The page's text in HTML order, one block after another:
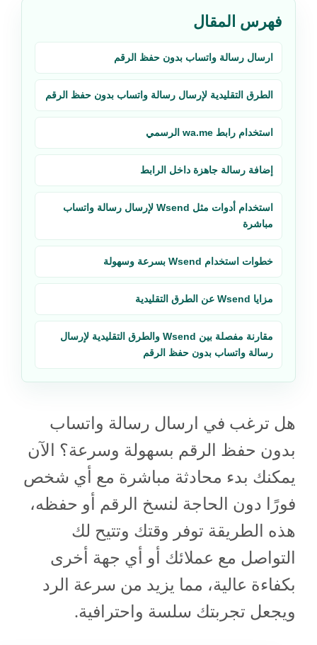
فهرس المقال
ارسال رسالة واتساب بدون حفظ الرقم
الطرق التقليدية لإرسال رسالة واتساب بدون حفظ الرقم
استخدام رابط wa.me الرسمي
إضافة رسالة جاهزة داخل الرابط
استخدام أدوات مثل Wsend لإرسال رسالة واتساب
مباشرة
خطوات استخدام Wsend بسرعة وسهولة
مزايا Wsend عن الطرق التقليدية
مقارنة مفصلة بين Wsend والطرق التقليدية لإرسال
رسالة واتساب بدون حفظ الرقم
هل ترغب في ارسال رسالة واتساب
بدون حفظ الرقم بسهولة وسرعة؟ الآن
يمكنك بدء محادثة مباشرة مع أي شخص
فورًا دون الحاجة لنسخ الرقم أو حفظه،
هذه الطريقة توفر وقتك وتتيح لك
التواصل مع عملائك أو أي جهة أخرى
بكفاءة عالية، مما يزيد من سرعة الرد
ويجعل تجربتك سلسة واحترافية.